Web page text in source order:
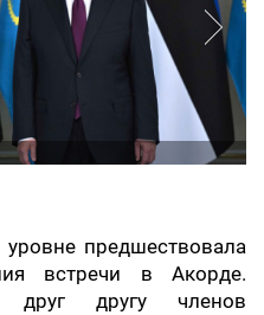
предшествовала
встречи в Акорде.
друг другу членов